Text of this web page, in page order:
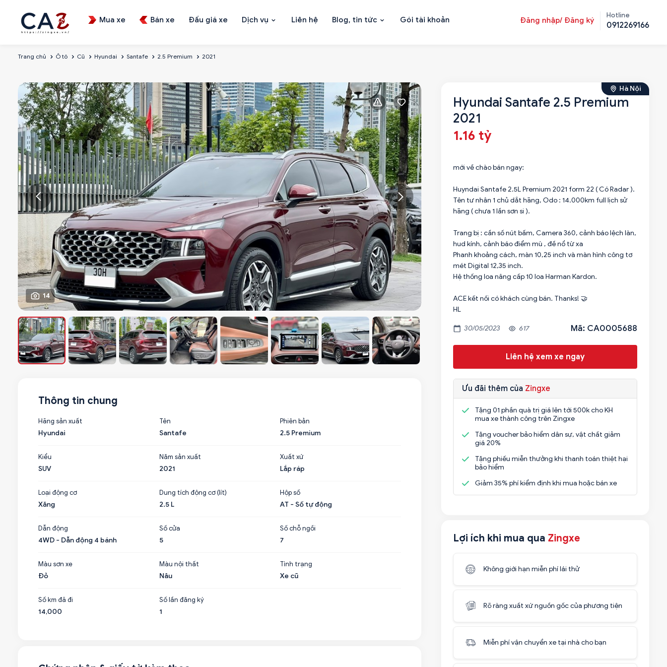
Mua xe Bán xe Đấu giá xe Dịch vụ Liên hệ Blog, tin tức Gói tài khoản Đăng nhập/ Đăng ký
Hotline
0912269166
Trang chủ Ô tô Cũ Hyundai Santafe 2.5 Premium 2021
14
Hà Nội
Hyundai Santafe 2.5 Premium
2021
1.16 tỷ
mới về chào bán ngay:
Huyndai Santafe 2.5L Premium 2021 form 22 ( Có Radar ).
Tên tư nhân 1 chủ dắt hãng, Odo : 14.000km full lịch sử
hãng ( chưa 1 lần sơn si ).
Trang bị : cần số nút bấm, Camera 360, cảnh báo lệch làn,
hud kính, cảnh báo điểm mù , đề nổ từ xa
Phanh khoảng cách, màn 10,25 inch và màn hình công tơ
mét Digital 12,35 inch.
Hệ thống loa nâng cấp 10 loa Harman Kardon.
ACE kết nối có khách cùng bán. Thanks! 🤝
HL
30/05/2023 617 Mã: CA0005688
Liên hệ xem xe ngay
Ưu đãi thêm của Zingxe
Tặng 01 phần quà trị giá lên tới 500k cho KH
mua xe thành công trên Zingxe
Tặng voucher bảo hiểm dân sự, vật chất giảm
giá 20%
Tặng phiếu miễn thưởng khi thanh toán thiệt hại
bảo hiểm
Giảm 35% phí kiểm định khi mua hoặc bán xe
Lợi ích khi mua qua Zingxe
Không giới hạn miễn phí lái thử
Rõ ràng xuất xứ nguồn gốc của phương tiện
Miễn phí vận chuyển xe tại nhà cho bạn
Thông tin chung
Hãng sản xuất
Hyundai
Tên
Santafe
Phiên bản
2.5 Premium
Kiểu
SUV
Năm sản xuất
2021
Xuất xứ
Lắp ráp
Loại động cơ
Xăng
Dung tích động cơ (lít)
2.5 L
Hộp số
AT - Số tự động
Dẫn động
4WD - Dẫn động 4 bánh
Số cửa
5
Số chỗ ngồi
7
Màu sơn xe
Đỏ
Màu nội thất
Nâu
Tình trạng
Xe cũ
Số km đã đi
14,000
Số lần đăng ký
1